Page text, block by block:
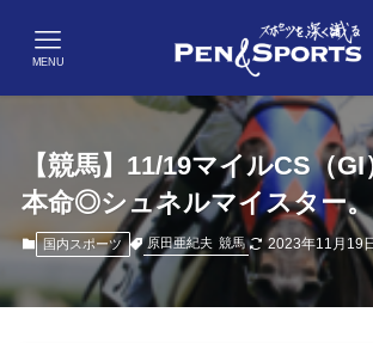
MENU
【競馬】11/19マイルCS（
本命◎シュネルマイスター
国内スポーツ 原田亜紀夫 競馬 2023年11月19